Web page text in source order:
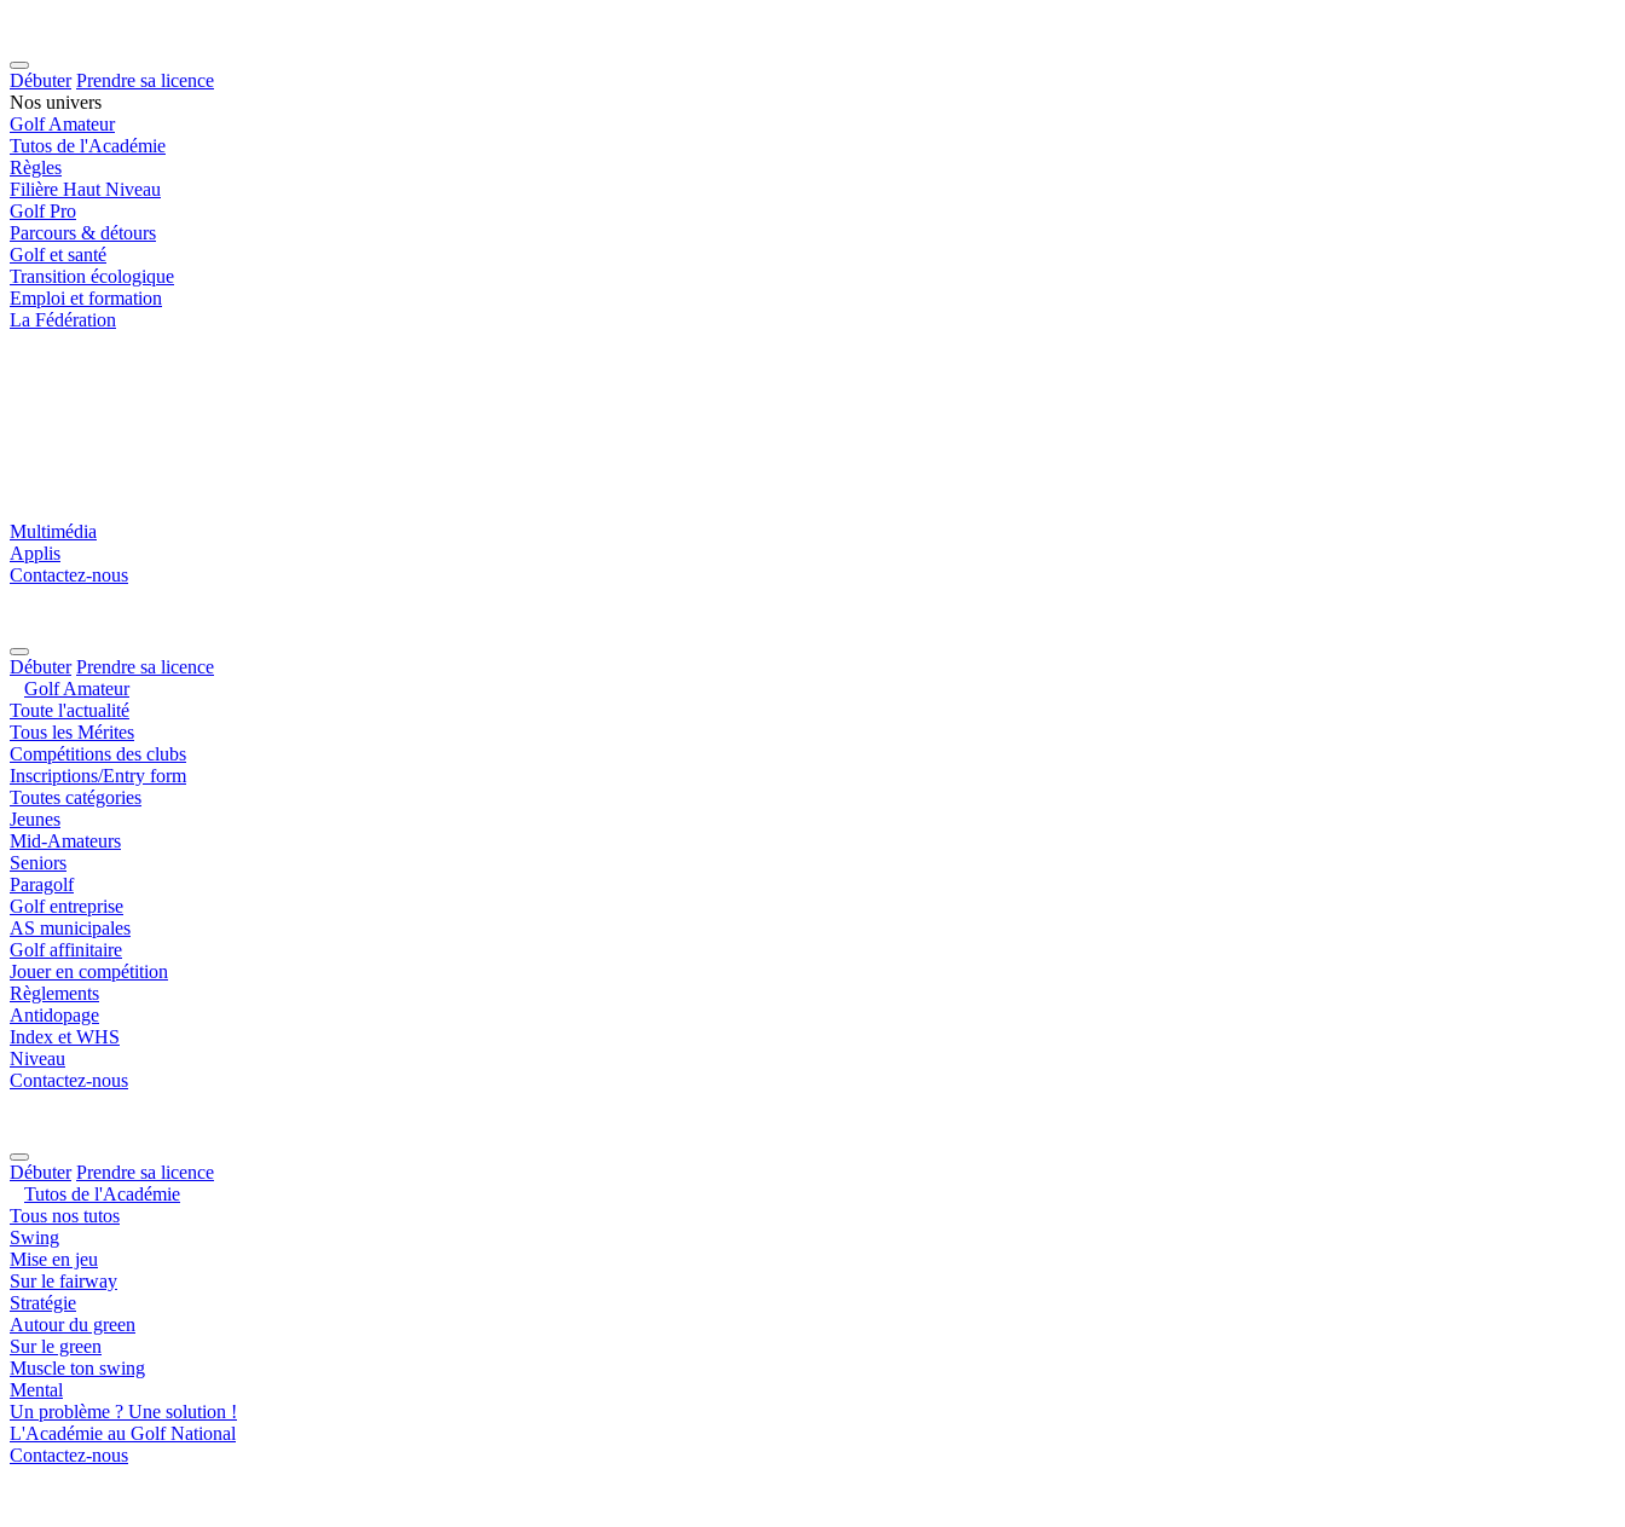
Débuter Prendre sa licence
Nos univers
Golf Amateur
Tutos de l'Académie
Règles
Filière Haut Niveau
Golf Pro
Parcours & détours
Golf et santé
Transition écologique
Emploi et formation
La Fédération
Multimédia
Applis
Contactez-nous
Débuter Prendre sa licence
Golf Amateur
Toute l'actualité
Tous les Mérites
Compétitions des clubs
Inscriptions/Entry form
Toutes catégories
Jeunes
Mid-Amateurs
Seniors
Paragolf
Golf entreprise
AS municipales
Golf affinitaire
Jouer en compétition
Règlements
Antidopage
Index et WHS
Niveau
Contactez-nous
Débuter Prendre sa licence
Tutos de l'Académie
Tous nos tutos
Swing
Mise en jeu
Sur le fairway
Stratégie
Autour du green
Sur le green
Muscle ton swing
Mental
Un problème ? Une solution !
L'Académie au Golf National
Contactez-nous